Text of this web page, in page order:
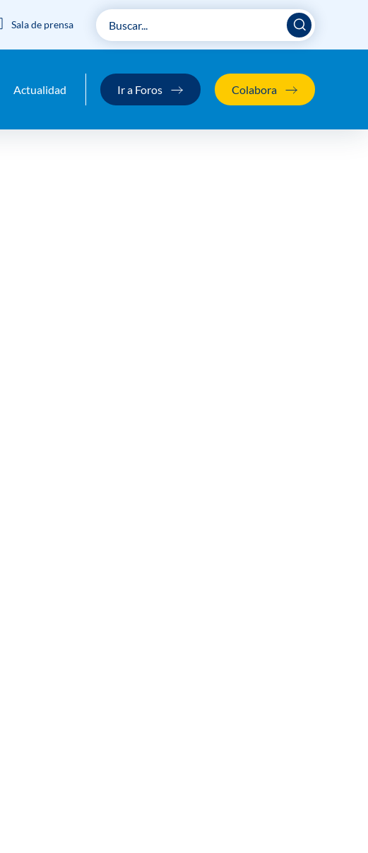
Actualidad Ir a Foros Colabora
Sala de prensa